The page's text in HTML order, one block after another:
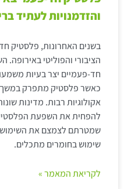
והזדמנויות לעתיד
בשנים האחרונות, פלסטיק
הציבורי והפוליטי באירופה.
חד-פעמיים יצר בעיות
כאשר פלסטיק מתפרק במשך
אקולוגיות רבות. מדינות
להפחית את השפעת
שמטרתם לצמצם את השימוש
שימוש בחומרים מתכלים.
לקריאת המאמר »